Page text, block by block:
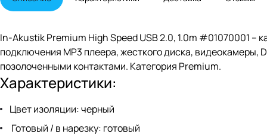
In-Akustik Premium High Speed USB 2.0, 1.0m #01070001 –
подключения MP3 плеера, жесткого диска, видеокамеры,
позолоченными контактами. Категория Premium.
Характеристики:
Цвет изоляции: черный
Готовый / в нарезку: готовый